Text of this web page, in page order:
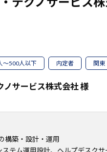
～500人以下 内定者 関東
ノサービス株式会社 様
構築・設計・運用
テム運用設計、ヘルプデスクサ